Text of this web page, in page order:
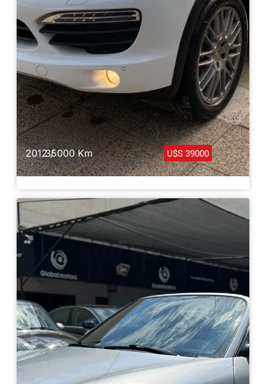
2012 /35000 Km U$S 39000
Porsche Cayenne S 2012